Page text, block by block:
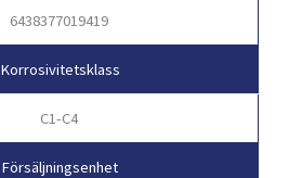
6438377019419
Korrosivitetsklass
C1-C4
Försäljningsenhet